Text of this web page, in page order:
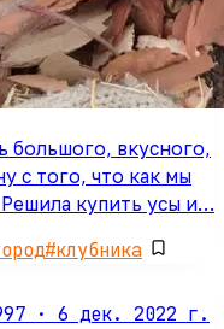
большого, вкусного,
с того, что как мы
купить усы и…
#клубника
· 6 дек. 2022 г.